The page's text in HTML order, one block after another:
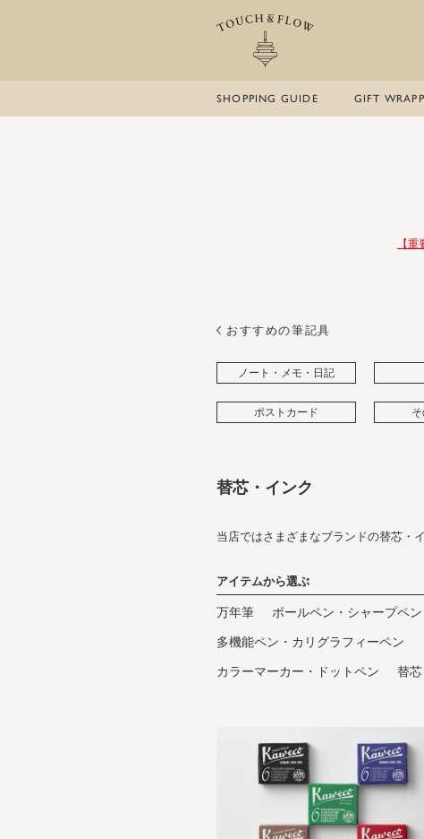
SHOPPING GUIDE GIFT
【
おすすめの筆記具
ノート・メモ・日記
ポストカード
替芯・インク
当店ではさまざまなブランドの替芯・
アイテムから選ぶ
万年筆 ボールペン・シャープペン
多機能ペン・カリグラフィーペン
カラーマーカー・ドットペン 替